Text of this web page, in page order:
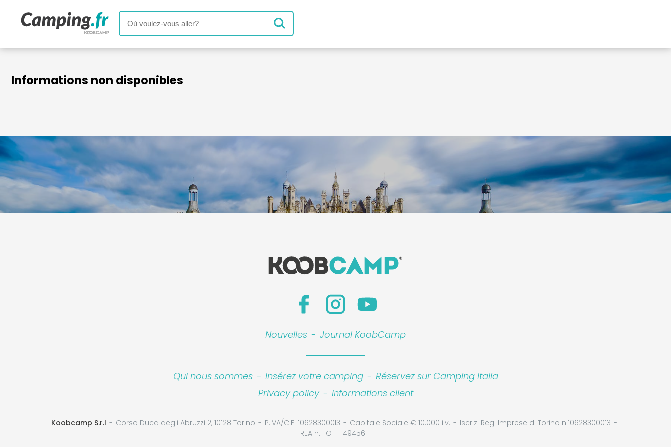
Informations non disponibles
Nouvelles - Journal KoobCamp
Qui nous sommes - Insérez votre camping - Réservez sur Camping Italia
Privacy policy - Informations client
Koobcamp S.r.l Corso Duca degli Abruzzi 2, 10128 Torino P.IVA/C.F. 10628300013 Capitale Sociale € 10.000 i.v.
Iscriz. Reg. Imprese di Torino n.10628300013
REA n. TO - 1149456